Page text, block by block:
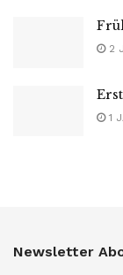
2
1
Newsletter